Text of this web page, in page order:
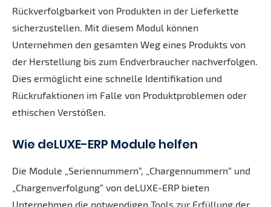
Rückverfolgbarkeit von Produkten in der Lieferkette
sicherzustellen. Mit diesem Modul können
Unternehmen den gesamten Weg eines Produkts von
der Herstellung bis zum Endverbraucher nachverfolgen.
Dies ermöglicht eine schnelle Identifikation und
Rückrufaktionen im Falle von Produktproblemen oder
ethischen Verstößen.
Wie deLUXE-ERP Module helfen
Die Module „Seriennummern“, „Chargennummern“ und
„Chargenverfolgung“ von deLUXE-ERP bieten
Unternehmen die notwendigen Tools zur Erfüllung der